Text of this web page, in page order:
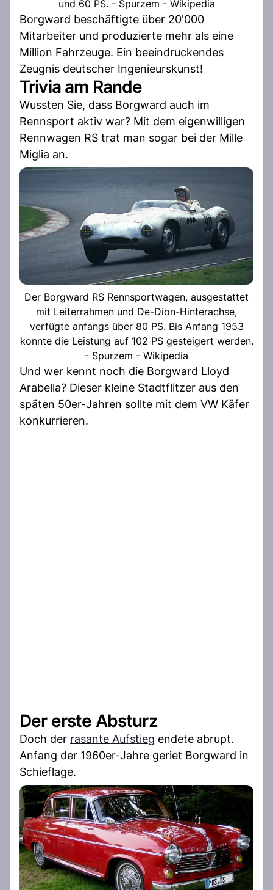
und 60 PS. - Spurzem - Wikipedia
Borgward beschäftigte über 20'000
Mitarbeiter und produzierte mehr als eine
Million Fahrzeuge. Ein beeindruckendes
Zeugnis deutscher Ingenieurskunst!
Trivia am Rande
Wussten Sie, dass Borgward auch im
Rennsport aktiv war? Mit dem eigenwilligen
Rennwagen RS trat man sogar bei der Mille
Miglia an.
Der Borgward RS Rennsportwagen, ausgestattet
mit Leiterrahmen und De-Dion-Hinterachse,
verfügte anfangs über 80 PS. Bis Anfang 1953
konnte die Leistung auf 102 PS gesteigert werden.
- Spurzem - Wikipedia
Und wer kennt noch die Borgward Lloyd
Arabella? Dieser kleine Stadtflitzer aus den
späten 50er-Jahren sollte mit dem VW Käfer
konkurrieren.
Der erste Absturz
Doch der rasante Aufstieg endete abrupt.
Anfang der 1960er-Jahre geriet Borgward in
Schieflage.